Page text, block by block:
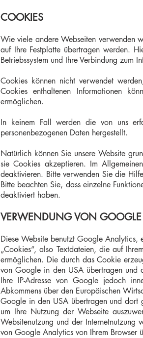
COOKIES
Wie viele andere Webseiten verwenden
auf Ihre Festplatte übertragen werden.
Betriebssystem und Ihre Verbindung zum
Cookies können nicht verwendet
Cookies enthaltenen Informationen
ermöglichen.
In keinem Fall werden die von uns
personenbezogenen Daten hergestellt.
Natürlich können Sie unsere Website
sie Cookies akzeptieren. Im
deaktivieren. Bitte verwenden Sie die
Bitte beachten Sie, dass einzelne
deaktiviert haben.
VERWENDUNG VON GOOGLE
Diese Website benutzt Google
„Cookies“, also Textdateien, die auf
ermöglichen. Die durch das Cookie
von Google in den USA übertragen und
Ihre IP-Adresse von Google jedoch
Abkommens über den Europäischen
Google in den USA übertragen und dort
um Ihre Nutzung der Webseite
Websitenutzung und der Internetnutzung
von Google Analytics von Ihrem Browser